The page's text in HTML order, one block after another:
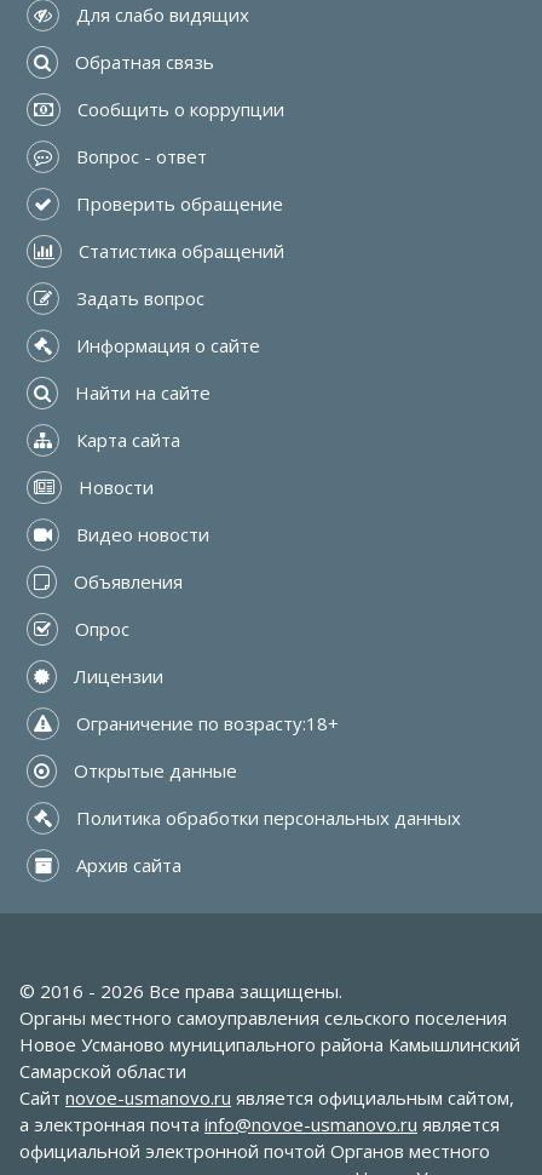
Для слабо видящих
Обратная связь
Сообщить о коррупции
Вопрос - ответ
Проверить обращение
Статистика обращений
Задать вопрос
Информация о сайте
Найти на сайте
Карта сайта
Новости
Видео новости
Объявления
Опрос
Лицензии
Ограничение по возрасту:18+
Открытые данные
Политика обработки персональных данных
Архив сайта
© 2016 - 2026 Все права защищены.
Органы местного самоуправления сельского поселения
Новое Усманово муниципального района Камышлинский
Самарской области
Сайт novoe-usmanovo.ru является официальным сайтом,
а электронная почта info@novoe-usmanovo.ru является
официальной электронной почтой Органов местного